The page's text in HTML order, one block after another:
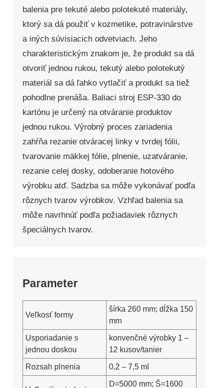
balenia pre tekuté alebo polotekuté materiály,
ktorý sa dá použiť v kozmetike, potravinárstve
a iných súvisiacich odvetviach. Jeho
charakteristickým znakom je, že produkt sa dá
otvoriť jednou rukou, tekutý alebo polotekutý
materiál sa dá ľahko vytlačiť a produkt sa tiež
pohodlne prenáša. Baliaci stroj ESP-330 do
kartónu je určený na otváranie produktov
jednou rukou. Výrobný proces zariadenia
zahŕňa rezanie otváracej linky v tvrdej fólii,
tvarovanie mäkkej fólie, plnenie, uzatváranie,
rezanie celej dosky, odoberanie hotového
výrobku atď. Sadzba sa môže vykonávať podľa
rôznych tvarov výrobkov. Vzhľad balenia sa
môže navrhnúť podľa požiadaviek rôznych
špeciálnych tvarov.
Parameter
Veľkosť formy
šírka 260 mm; dĺžka 150
mm
Usporiadanie s
jednou doskou
konvenčné výrobky 1 –
12 kusov/tanier
Rozsah plnenia 0,2 – 7,5 ml
D=5000 mm; Š=1600